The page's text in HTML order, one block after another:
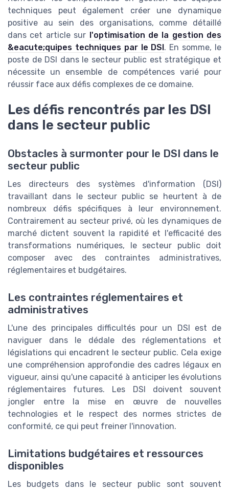
techniques peut également créer une dynamique
positive au sein des organisations, comme détaillé
dans cet article sur l'optimisation de la gestion des
&eacute;quipes techniques par le DSI. En somme, le
poste de DSI dans le secteur public est stratégique et
nécessite un ensemble de compétences varié pour
réussir face aux défis complexes de ce domaine.
Les défis rencontrés par les DSI
dans le secteur public
Obstacles à surmonter pour le DSI dans le
secteur public
Les directeurs des systèmes d'information (DSI)
travaillant dans le secteur public se heurtent à de
nombreux défis spécifiques à leur environnement.
Contrairement au secteur privé, où les dynamiques de
marché dictent souvent la rapidité et l'efficacité des
transformations numériques, le secteur public doit
composer avec des contraintes administratives,
réglementaires et budgétaires.
Les contraintes réglementaires et
administratives
L'une des principales difficultés pour un DSI est de
naviguer dans le dédale des réglementations et
législations qui encadrent le secteur public. Cela exige
une compréhension approfondie des cadres légaux en
vigueur, ainsi qu'une capacité à anticiper les évolutions
réglementaires futures. Les DSI doivent souvent
jongler entre la mise en œuvre de nouvelles
technologies et le respect des normes strictes de
conformité, ce qui peut freiner l'innovation.
Limitations budgétaires et ressources
disponibles
Les budgets dans le secteur public sont souvent